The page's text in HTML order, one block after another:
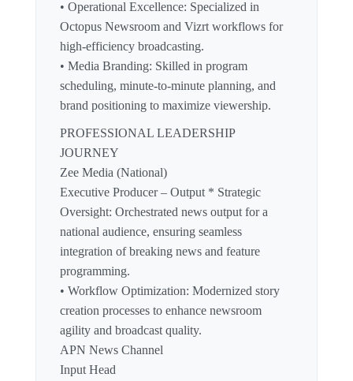
• Operational Excellence: Specialized in
Octopus Newsroom and Vizrt workflows for
high-efficiency broadcasting.
• Media Branding: Skilled in program
scheduling, minute-to-minute planning, and
brand positioning to maximize viewership.
PROFESSIONAL LEADERSHIP
JOURNEY
Zee Media (National)
Executive Producer – Output * Strategic
Oversight: Orchestrated news output for a
national audience, ensuring seamless
integration of breaking news and feature
programming.
• Workflow Optimization: Modernized story
creation processes to enhance newsroom
agility and broadcast quality.
APN News Channel
Input Head